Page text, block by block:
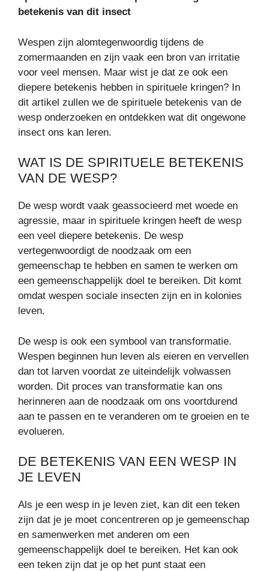
betekenis van dit insect
Wespen zijn alomtegenwoordig tijdens de
zomermaanden en zijn vaak een bron van irritatie
voor veel mensen. Maar wist je dat ze ook een
diepere betekenis hebben in spirituele kringen? In
dit artikel zullen we de spirituele betekenis van de
wesp onderzoeken en ontdekken wat dit ongewone
insect ons kan leren.
WAT IS DE SPIRITUELE BETEKENIS
VAN DE WESP?
De wesp wordt vaak geassocieerd met woede en
agressie, maar in spirituele kringen heeft de wesp
een veel diepere betekenis. De wesp
vertegenwoordigt de noodzaak om een
gemeenschap te hebben en samen te werken om
een gemeenschappelijk doel te bereiken. Dit komt
omdat wespen sociale insecten zijn en in kolonies
leven.
De wesp is ook een symbool van transformatie.
Wespen beginnen hun leven als eieren en vervellen
dan tot larven voordat ze uiteindelijk volwassen
worden. Dit proces van transformatie kan ons
herinneren aan de noodzaak om ons voortdurend
aan te passen en te veranderen om te groeien en te
evolueren.
DE BETEKENIS VAN EEN WESP IN
JE LEVEN
Als je een wesp in je leven ziet, kan dit een teken
zijn dat je je moet concentreren op je gemeenschap
en samenwerken met anderen om een
gemeenschappelijk doel te bereiken. Het kan ook
een teken zijn dat je op het punt staat een